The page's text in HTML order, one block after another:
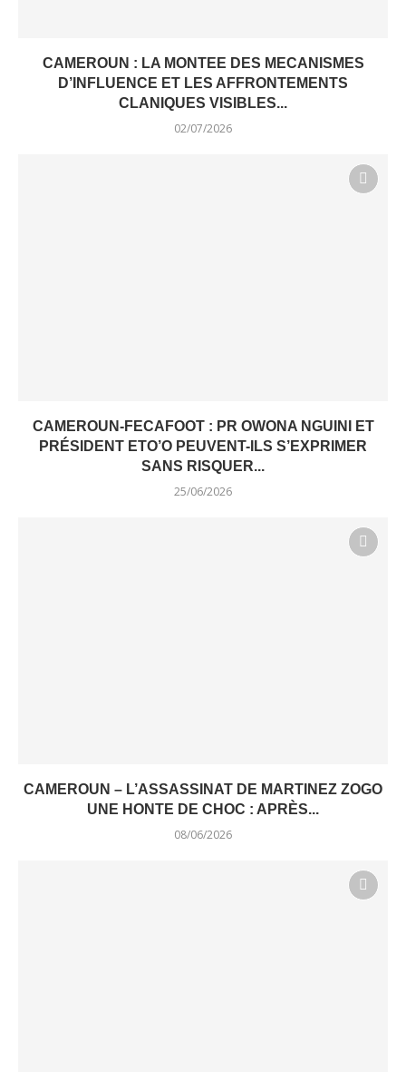
CAMEROUN : LA MONTEE DES MECANISMES
D’INFLUENCE ET LES AFFRONTEMENTS
CLANIQUES VISIBLES...
02/07/2026
CAMEROUN-FECAFOOT : PR OWONA NGUINI ET
PRÉSIDENT ETO’O PEUVENT-ILS S’EXPRIMER
SANS RISQUER...
25/06/2026
CAMEROUN – L’ASSASSINAT DE MARTINEZ ZOGO
UNE HONTE DE CHOC : APRÈS...
08/06/2026